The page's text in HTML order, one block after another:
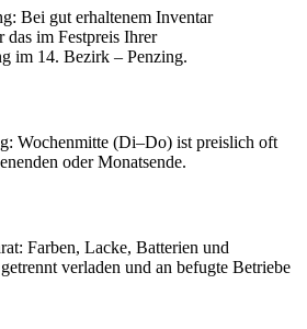
Bei gut erhaltenem Inventar
im Festpreis Ihrer
im 14. Bezirk – Penzing.
Wochenmitte (Di–Do) ist preislich oft
oder Monatsende.
Farben, Lacke, Batterien und
verladen und an befugte Betriebe